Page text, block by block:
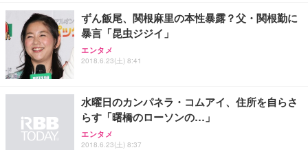
ずん飯尾、関根麻里の本性暴露？父・関根勤に
暴言「昆虫ジジイ」
エンタメ
2018.6.23(土) 8:41
水曜日のカンパネラ・コムアイ、住所を自らさ
らす「曙橋のローソンの…」
エンタメ
2018.6.23(土) 8:37